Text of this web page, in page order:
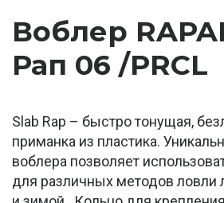
Воблер
Рап 06 /PRCL
Slab Rap – быстро тонущая,
приманка из пластика.
воблера позволяет
для различных методов ловли